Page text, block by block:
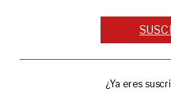
¿Ya eres